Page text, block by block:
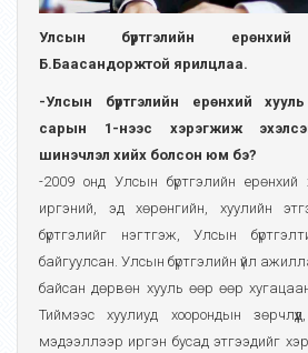
Улсын бүртгэлийн
Б.Баасандоржтой ярилцлаа.
-Улсын бүртгэлийн ерөнхий
сарын 1-нээс хэрэгжиж
шинэчлэл хийх болсон юм бэ?
-2009 онд Улсын бүртгэлийн
иргэний, эд хөрөнгийн, хуулийн
бүртгэлийг нэгтгэж, Улсын
байгуулсан. Улсын бүртгэлийн үйл
байсан дөрвөн хууль өөр өөр
Тиймээс хуулиуд хоорондын
мэдээллээр иргэн бусад этгээдийг